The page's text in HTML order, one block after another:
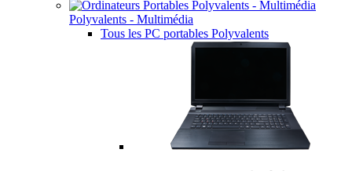
Polyvalents - Multimédia
Tous les PC portables Polyvalents